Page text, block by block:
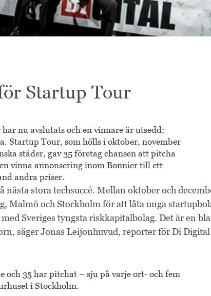
Startup Tour
nu avslutats och en vinnare är utsedd:
Startup Tour, som hölls i oktober, november
städer, gav 35 företag chansen att pitcha
vinna annonsering inom Bonnier till ett
andra priser.
nästa stora techsuccé. Mellan oktober och
Malmö och Stockholm för att låta unga
Sveriges tyngsta riskkapitalbolag. Det är en
säger Jonas Leijonhuvud, reporter för Di
och 35 har pitchat – sju på varje ort- och fem
i Stockholm.